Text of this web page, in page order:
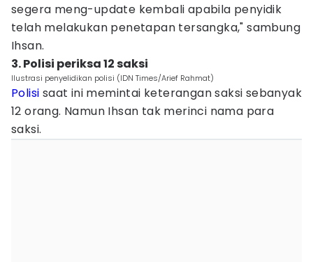
segera meng-update kembali apabila penyidik
telah melakukan penetapan tersangka," sambung
Ihsan.
3. Polisi periksa 12 saksi
Ilustrasi penyelidikan polisi (IDN Times/Arief Rahmat)
Polisi saat ini memintai keterangan saksi sebanyak
12 orang. Namun Ihsan tak merinci nama para
saksi.